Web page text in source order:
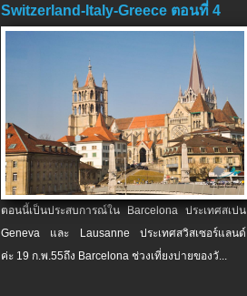
Switzerland-Italy-Greece ตอนที่ 4
ตอนนี้เป็นประสบการณ์ใน Barcelona ประเทศสเปน
Geneva และ Lausanne ประเทศสวิสเซอร์แลนด์
ค่ะ 19 ก.พ.​55ถึง Barcelona ช่วงเที่ยงบ่ายของวั...